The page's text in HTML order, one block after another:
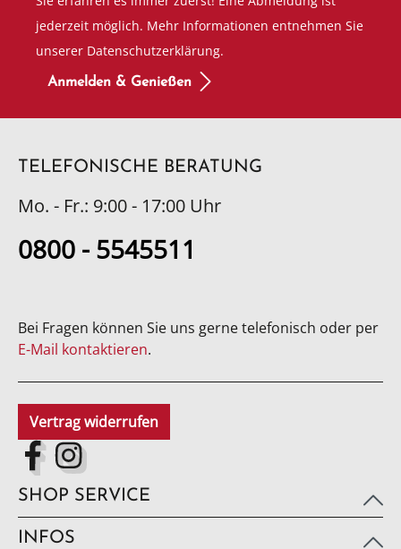
jederzeit möglich. Mehr Informationen entnehmen Sie
unserer Datenschutzerklärung.
Anmelden & Genießen
TELEFONISCHE BERATUNG
Mo. - Fr.: 9:00 - 17:00 Uhr
0800 - 5545511
Bei Fragen können Sie uns gerne telefonisch oder per
E-Mail kontaktieren.
Vertrag widerrufen
SHOP SERVICE
INFOS